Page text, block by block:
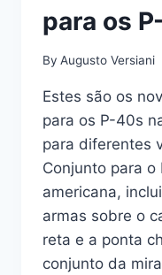
para os
By Augusto Versiani
Estes são os
para os P-40s
para diferentes
Conjunto para
americana,
armas sobre o
reta e a ponta
conjunto da